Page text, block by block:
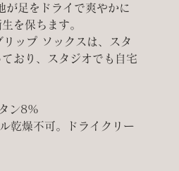
が足をドライで爽やかに
を保ちます。
ップ ソックスは、スタ
おり、スタジオでも自宅
ン8%
乾燥不可。ドライクリー